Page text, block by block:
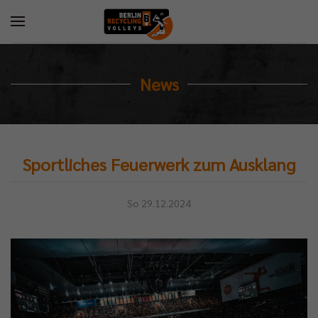
News
Sportliches Feuerwerk zum Ausklang
So 29.12.2024